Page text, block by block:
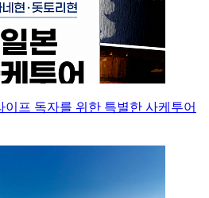
이프 독자를 위한 특별한 사케투어